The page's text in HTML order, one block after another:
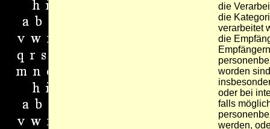
die
die
verarbeitet
die
worden
oder bei
falls
werden,